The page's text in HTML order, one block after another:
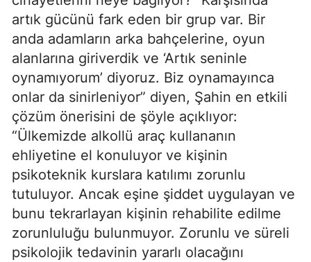
artık gücünü fark eden bir grup var. Bir
anda adamların arka bahçelerine, oyun
alanlarına giriverdik ve ‘Artık seninle
oynamıyorum’ diyoruz. Biz oynamayınca
onlar da sinirleniyor” diyen, Şahin en etkili
çözüm önerisini de şöyle açıklıyor:
“Ülkemizde alkollü araç kullananın
ehliyetine el konuluyor ve kişinin
psikoteknik kurslara katılımı zorunlu
tutuluyor. Ancak eşine şiddet uygulayan ve
bunu tekrarlayan kişinin rehabilite edilme
zorunluluğu bulunmuyor. Zorunlu ve süreli
psikolojik tedavinin yararlı olacağını